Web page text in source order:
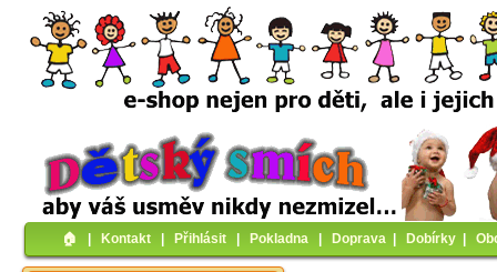
🏠︎ Kontakt Přihlásit Pokladna Doprava Dobírky